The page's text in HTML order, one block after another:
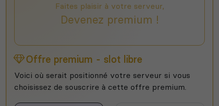
Faites plaisir à votre serveur,
Devenez premium !
Offre premium - slot libre
Voici où serait positionné votre serveur si vous
choisissez de souscrire à cette offre premium.